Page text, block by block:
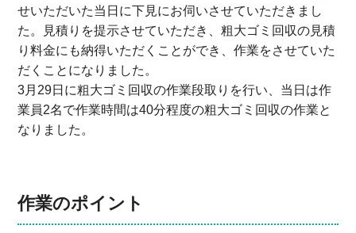
せいただいた当日に下見にお伺いさせていただきまし
た。見積りを提示させていただき、粗大ゴミ回収の見積
り料金にも納得いただくことができ、作業をさせていた
だくことになりました。
3月29日に粗大ゴミ回収の作業段取りを行い、当日は作
業員2名で作業時間は40分程度の粗大ゴミ回収の作業と
なりました。
作業のポイント